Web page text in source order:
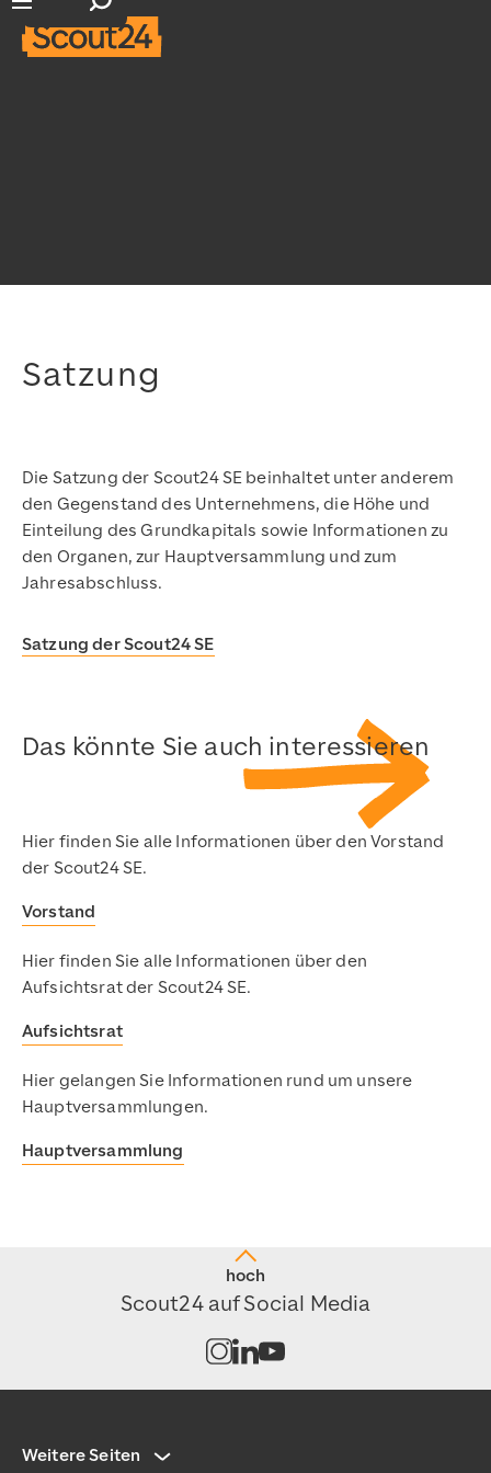
Hauptnavigation öffnen
Suchfeld öffnen
Satzung
Die Satzung der Scout24 SE beinhaltet unter anderem
den Gegenstand des Unternehmens, die Höhe und
Einteilung des Grundkapitals sowie Informationen zu
den Organen, zur Hauptversammlung und zum
Jahresabschluss.
Satzung der Scout24 SE
Das könnte Sie auch interessieren
Hier finden Sie alle Informationen über den Vorstand
der Scout24 SE.
Vorstand
Hier finden Sie alle Informationen über den
Aufsichtsrat der Scout24 SE.
Aufsichtsrat
Hier gelangen Sie Informationen rund um unsere
Hauptversammlungen.
Hauptversammlung
hoch
Scout24 auf Social Media
Kanal auf Instagram öffnen
Kanal auf LinkedIn öffnen
Weitere Seiten